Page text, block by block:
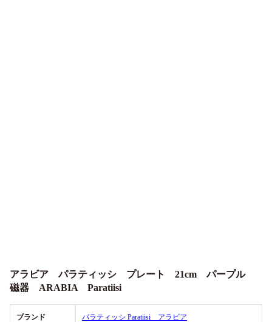
アラビア パラティッシ プレート 21cm パープル
磁器 ARABIA Paratiisi
ブランド パラティッシ Paratiisi アラビア